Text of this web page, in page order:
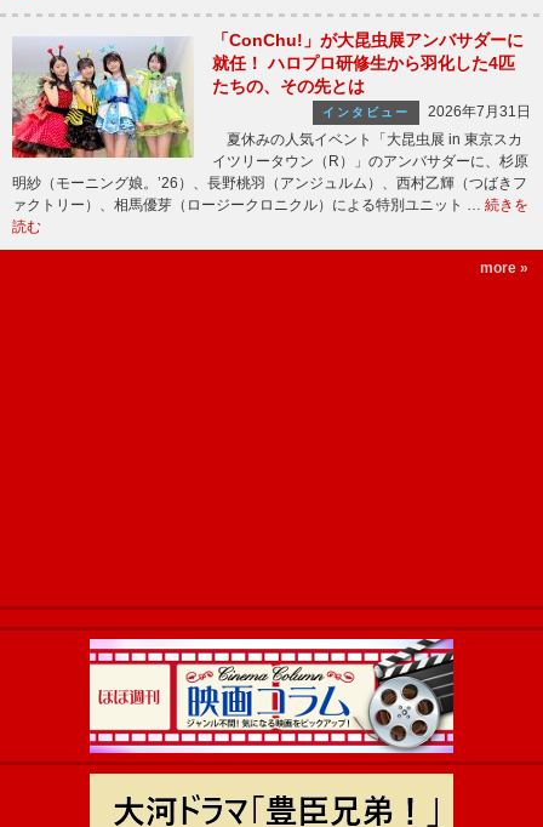
「ConChu!」が大昆虫展アンバサダーに
就任！ ハロプロ研修生から羽化した4匹
たちの、その先とは
インタビュー
2026年7月31日
夏休みの人気イベント「大昆虫展 in 東京スカ
イツリータウン（R）」のアンバサダーに、杉原
明紗（モーニング娘。’26）、長野桃羽（アンジュルム）、西村乙輝（つばきフ
ァクトリー）、相馬優芽（ロージークロニクル）による特別ユニット … 続きを
読む
more »